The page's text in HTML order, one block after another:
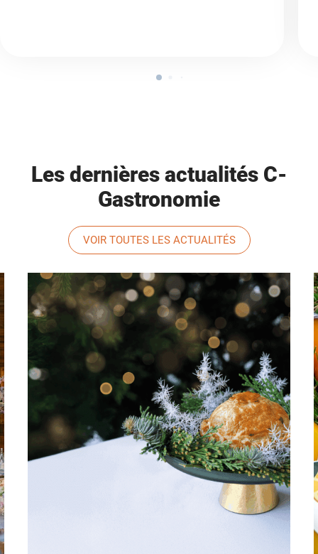
Les dernières actualités C-
Gastronomie
VOIR TOUTES LES ACTUALITÉS